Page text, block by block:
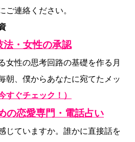
ご連絡ください。
法・女性の承認
女性の思考回路の基礎を作る月
朝、僕からあなたに宛てたメッ
今すぐチェック！）
の恋愛専門・電話占い
じていますか。誰かに直接話を